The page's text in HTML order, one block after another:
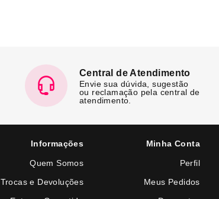
Central de Atendimento
Envie sua dúvida, sugestão
ou reclamação pela central de
atendimento.
Informações
Quem Somos
Trocas e Devoluções
Minha Conta
Perfil
Meus Pedidos